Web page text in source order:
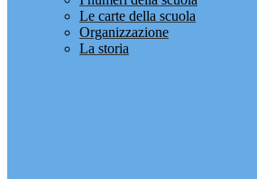
Le carte della scuola
Organizzazione
La storia